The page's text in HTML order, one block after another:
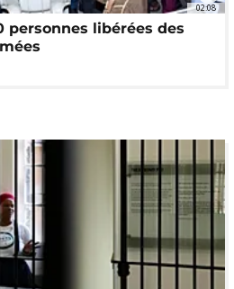
02:08
personnes libérées des